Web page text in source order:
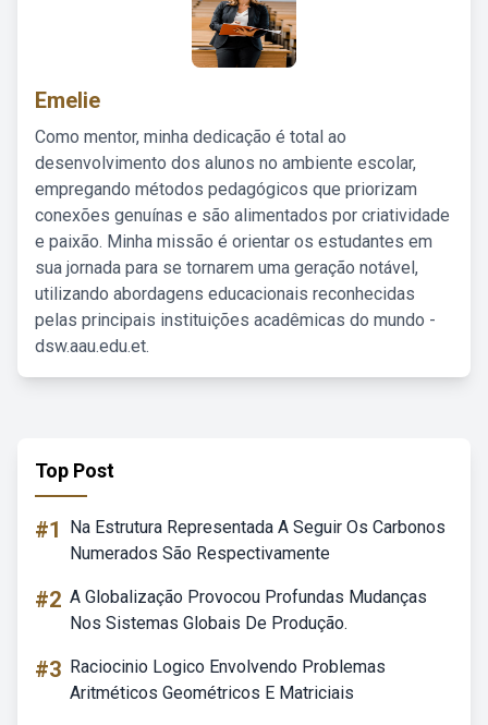
Emelie
Como mentor, minha dedicação é total ao
desenvolvimento dos alunos no ambiente escolar,
empregando métodos pedagógicos que priorizam
conexões genuínas e são alimentados por criatividade
e paixão. Minha missão é orientar os estudantes em
sua jornada para se tornarem uma geração notável,
utilizando abordagens educacionais reconhecidas
pelas principais instituições acadêmicas do mundo -
dsw.aau.edu.et.
Top Post
#1
Na Estrutura Representada A Seguir Os Carbonos
Numerados São Respectivamente
#2 A Globalização Provocou Profundas Mudanças
Nos Sistemas Globais De Produção.
#3 Raciocinio Logico Envolvendo Problemas
Aritméticos Geométricos E Matriciais